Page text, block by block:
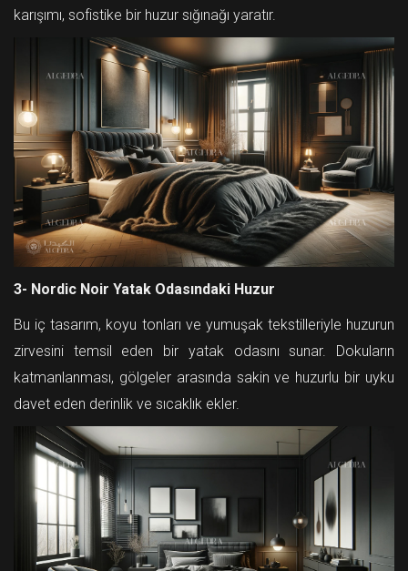
karışımı, sofistike bir huzur sığınağı yaratır.
3- Nordic Noir Yatak Odasındaki Huzur
Bu iç tasarım, koyu tonları ve yumuşak tekstilleriyle huzurun
zirvesini temsil eden bir yatak odasını sunar. Dokuların
katmanlanması, gölgeler arasında sakin ve huzurlu bir uyku
davet eden derinlik ve sıcaklık ekler.